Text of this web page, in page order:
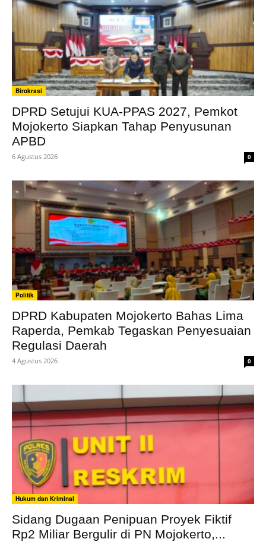
Birokrasi
DPRD Setujui KUA-PPAS 2027, Pemkot
Mojokerto Siapkan Tahap Penyusunan
APBD
6 Agustus 2026 0
Politik
DPRD Kabupaten Mojokerto Bahas Lima
Raperda, Pemkab Tegaskan Penyesuaian
Regulasi Daerah
4 Agustus 2026 0
Hukum dan Kriminal
Sidang Dugaan Penipuan Proyek Fiktif
Rp2 Miliar Bergulir di PN Mojokerto,...